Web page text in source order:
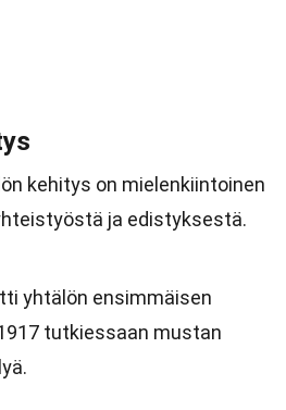
kehitys on mielenkiintoinen
ja edistyksestä.
yhtälön ensimmäisen
tutkiessaan mustan